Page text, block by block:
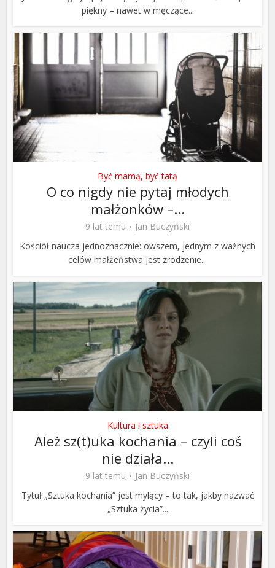
piękny – nawet w męczące...
Być mamą, być tatą
O co nigdy nie pytaj młodych
małżonków –...
9 lat temu
Jan Buczyński
Kościół naucza jednoznacznie: owszem, jednym z ważnych
celów małżeństwa jest zrodzenie...
Kultura i sztuka
Ależ sz(t)uka kochania – czyli coś
nie działa...
9 lat temu
Jan Buczyński
Tytuł „Sztuka kochania” jest mylący – to tak, jakby nazwać
„Sztuka życia”...